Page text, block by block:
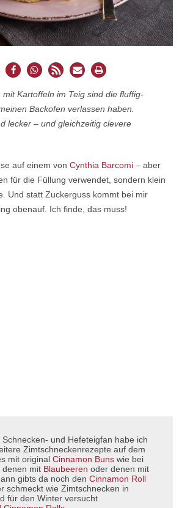
Kartoffeln im Teig sind die fluffig-
Backofen verlassen haben.
lecker – und gleichzeitig clevere
auf einem von Cynthia Barcomi – aber
für die Füllung verwendet, sondern klein
Und statt Zuckerguss kommt bei mir
obenauf. Ich finde, das muss!
und Hefeteigfan habe ich
Zimtschneckenrezepte auf dem
mit original Cinnamon Buns wie bei
denen mit Blaubeeren oder denen mit
gibts da noch den Cinnamon Roll
schmeckt wie Zimtschnecken in
für den Winter versucht